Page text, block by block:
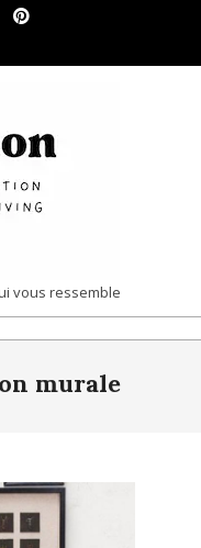
vous ressemble
murale